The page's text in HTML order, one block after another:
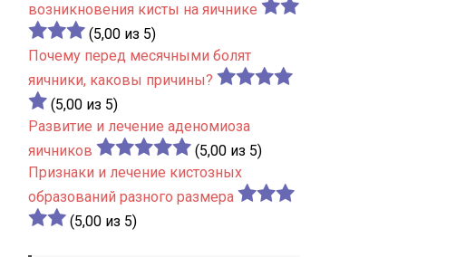
возникновения кисты на яичнике
(5,00 из 5)
Почему перед месячными болят
яичники, каковы причины?
(5,00 из 5)
Развитие и лечение аденомиоза
яичников
(5,00 из 5)
Признаки и лечение кистозных
образований разного размера
(5,00 из 5)